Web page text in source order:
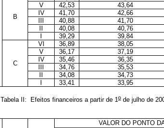
B
V
42,53 43,64
IV
41,70 42,66
40,88 41,70
40,08 40,76
39,29 39,84
C
VI 36,89 38,05
V
36,17 37,19
IV
35,46 36,35
34,76 35,53
34,08 34,73
33,41 33,95
Tabela II: Efeitos financeiros a partir de 1o de julho de
VALOR DO PONTO